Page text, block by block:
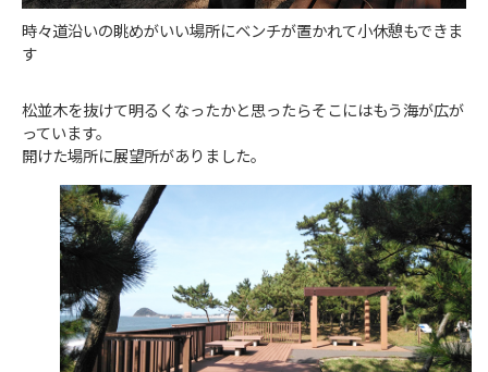
時々道沿いの眺めがいい場所にベンチが置かれて小休憩もできま
す
松並木を抜けて明るくなったかと思ったらそこにはもう海が広が
っています。
開けた場所に展望所がありました。